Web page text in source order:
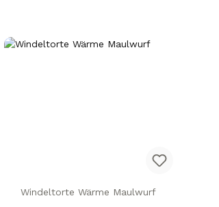
Windeltorte Wärme Maulwurf